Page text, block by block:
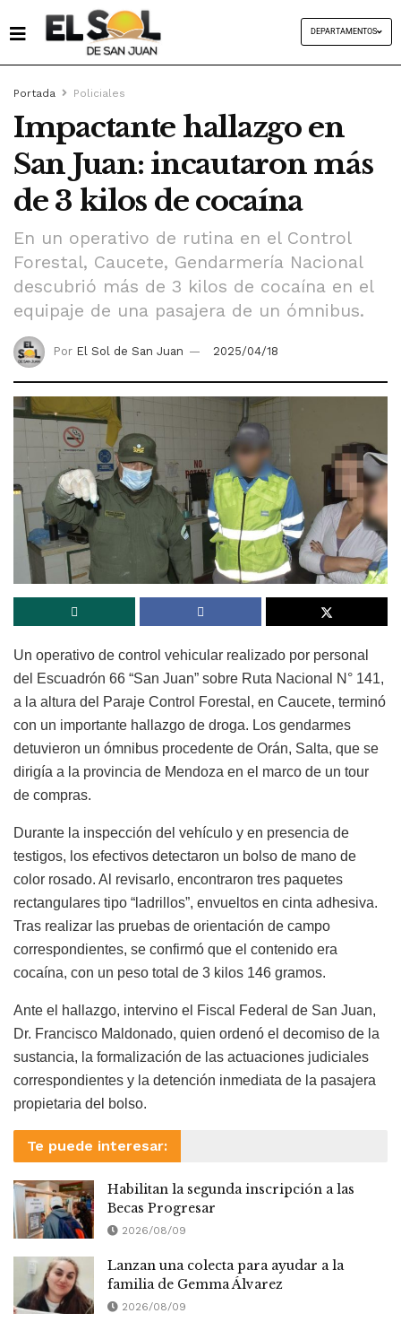
DEPARTAMENTOS
Portada Policiales
Impactante hallazgo en
San Juan: incautaron más
de 3 kilos de cocaína
En un operativo de rutina en el Control
Forestal, Caucete, Gendarmería Nacional
descubrió más de 3 kilos de cocaína en el
equipaje de una pasajera de un ómnibus.
Por El Sol de San Juan 2025/04/18
Un operativo de control vehicular realizado por personal
del Escuadrón 66 “San Juan” sobre Ruta Nacional N° 141,
a la altura del Paraje Control Forestal, en Caucete, terminó
con un importante hallazgo de droga. Los gendarmes
detuvieron un ómnibus procedente de Orán, Salta, que se
dirigía a la provincia de Mendoza en el marco de un tour
de compras.
Durante la inspección del vehículo y en presencia de
testigos, los efectivos detectaron un bolso de mano de
color rosado. Al revisarlo, encontraron tres paquetes
rectangulares tipo “ladrillos”, envueltos en cinta adhesiva.
Tras realizar las pruebas de orientación de campo
correspondientes, se confirmó que el contenido era
cocaína, con un peso total de 3 kilos 146 gramos.
Ante el hallazgo, intervino el Fiscal Federal de San Juan,
Dr. Francisco Maldonado, quien ordenó el decomiso de la
sustancia, la formalización de las actuaciones judiciales
correspondientes y la detención inmediata de la pasajera
propietaria del bolso.
Te puede interesar:
Habilitan la segunda inscripción a las
Becas Progresar
2026/08/09
Lanzan una colecta para ayudar a la
familia de Gemma Álvarez
2026/08/09